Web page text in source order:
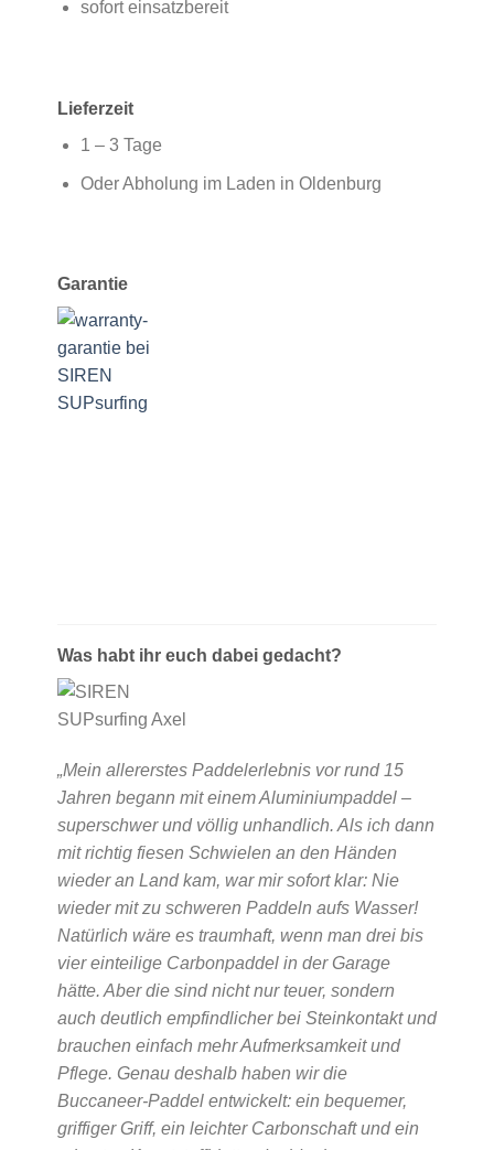
sofort einsatzbereit
Lieferzeit
1 – 3 Tage
Oder Abholung im Laden in Oldenburg
Garantie
Was habt ihr euch dabei gedacht?
„Mein allererstes Paddelerlebnis vor rund 15
Jahren begann mit einem Aluminiumpaddel –
superschwer und völlig unhandlich. Als ich dann
mit richtig fiesen Schwielen an den Händen
wieder an Land kam, war mir sofort klar: Nie
wieder mit zu schweren Paddeln aufs Wasser!
Natürlich wäre es traumhaft, wenn man drei bis
vier einteilige Carbonpaddel in der Garage
hätte. Aber die sind nicht nur teuer, sondern
auch deutlich empfindlicher bei Steinkontakt und
brauchen einfach mehr Aufmerksamkeit und
Pflege. Genau deshalb haben wir die
Buccaneer-Paddel entwickelt: ein bequemer,
griffiger Griff, ein leichter Carbonschaft und ein